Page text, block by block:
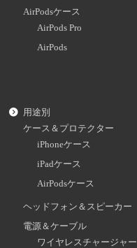
AirPodsケース
AirPods Pro
AirPods
用途別
ケース＆プロテクター
iPhoneケース
iPadケース
AirPodsケース
ヘッドフォン＆スピーカー
電源＆ケーブル
ワイヤレスチャージャー